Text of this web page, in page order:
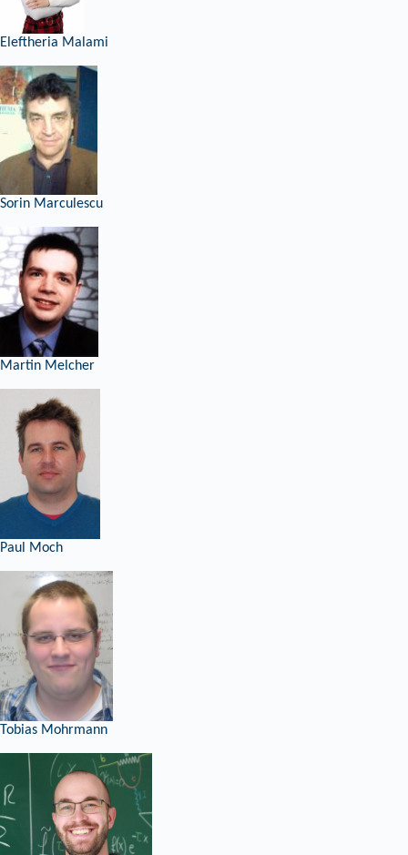
Eleftheria Malami
Sorin Marculescu
Martin Melcher
Paul Moch
Tobias Mohrmann